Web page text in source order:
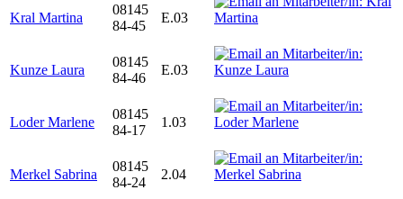
Kral Martina
08145
84-45
E.03
Kunze Laura
08145
84-46
E.03
Loder Marlene
08145
84-17
1.03
Merkel Sabrina
08145
84-24
2.04